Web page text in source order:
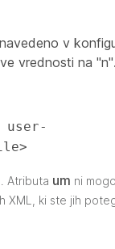
v
vrednosti na "n".
user-
Atributa um ni
XML, ki ste jih